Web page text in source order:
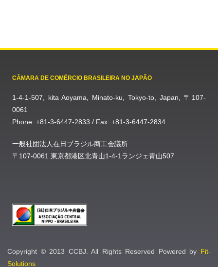
CÂMARA DE COMÉRCIO BRASILEIRA NO JAPÃO
1-4-1-507, kita Aoyama, Minato-ku, Tokyo-to, Japan, 〒107-
0061
Phone: +81-3-6447-2833 / Fax: +81-3-6447-2834
一般社団法人在日ブラジル商工会議所
〒107-0061 東京都港区北青山1-4-1ランジェ青山507
Copyright © 2013 CCBJ. All Rights Reserved Powered by Fit-
Solutions